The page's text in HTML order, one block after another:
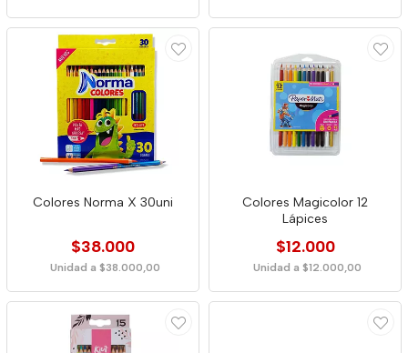
Colores Norma X 30uni
$38.000
Unidad a $38.000,00
Colores Magicolor 12
Lápices
$12.000
Unidad a $12.000,00